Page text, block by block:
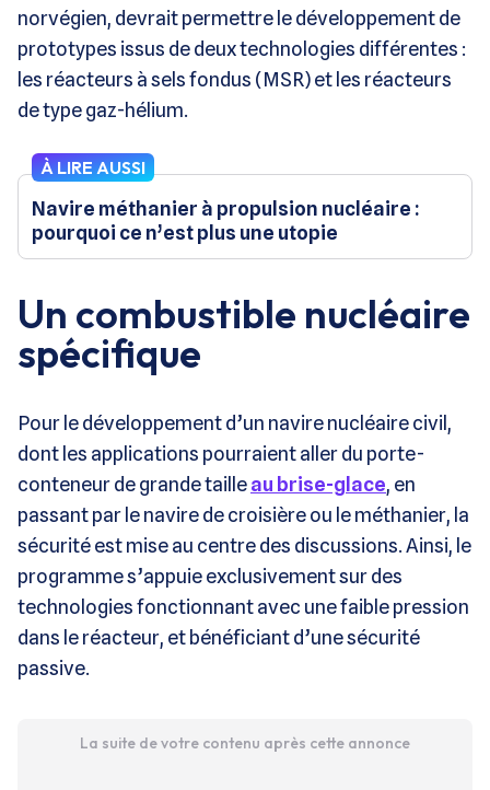
norvégien, devrait permettre le développement de
prototypes issus de deux technologies différentes :
les réacteurs à sels fondus (MSR) et les réacteurs
de type gaz-hélium.
À LIRE AUSSI
Navire méthanier à propulsion nucléaire :
pourquoi ce n’est plus une utopie
Un combustible nucléaire
spécifique
Pour le développement d’un navire nucléaire civil,
dont les applications pourraient aller du porte-
conteneur de grande tailleau brise-glace, en
passant par le navire de croisière ou le méthanier, la
sécurité est mise au centre des discussions. Ainsi, le
programme s’appuie exclusivement sur des
technologies fonctionnant avec une faible pression
dans le réacteur, et bénéficiant d’une sécurité
passive.
La suite de votre contenu après cette annonce